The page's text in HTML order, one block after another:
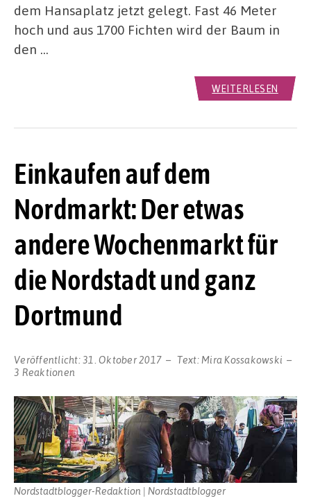
dem Hansaplatz jetzt gelegt. Fast 46 Meter
hoch und aus 1700 Fichten wird der Baum in
den …
WEITERLESEN
Einkaufen auf dem
Nordmarkt: Der etwas
andere Wochenmarkt für
die Nordstadt und ganz
Dortmund
Veröffentlicht:31. Oktober 2017 Text: Mira Kossakowski
3 Reaktionen
Nordstadtblogger-Redaktion | Nordstadtblogger